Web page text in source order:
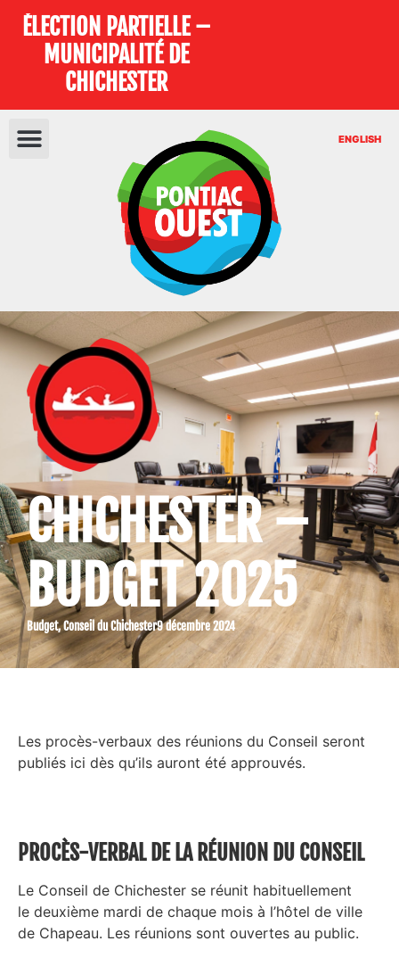
ÉLECTION PARTIELLE –
MUNICIPALITÉ DE
CHICHESTER
ENGLISH
CHICHESTER –
BUDGET 2025
Budget,Conseil du Chichester9 décembre 2024
Les procès-verbaux des réunions du Conseil seront
publiés ici dès qu’ils auront été approuvés.
PROCÈS-VERBAL DE LA RÉUNION DU CONSEIL
Le Conseil de Chichester se réunit habituellement
le deuxième mardi de chaque mois à l’hôtel de ville
de Chapeau. Les réunions sont ouvertes au public.